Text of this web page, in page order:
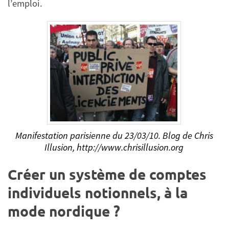
l’emploi.
Manifestation parisienne du 23/03/10. Blog de Chris
Illusion, http://www.chrisillusion.org
Créer un système de comptes
individuels notionnels, à la
mode nordique ?